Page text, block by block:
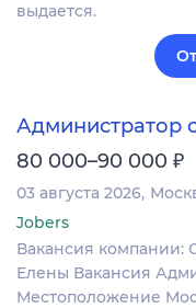
выдается.
Администратор
80 000–90 000 ₽
03 августа 2026
Jobers
Вакансия компании:
Елены Вакансия
Местоположение